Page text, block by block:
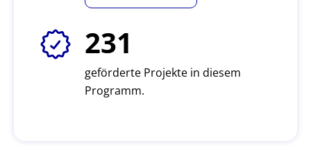
231
geförderte Projekte in diesem
Programm.